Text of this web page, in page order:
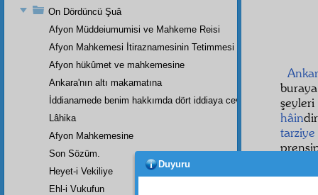
hâin
tarziye
On Dördüncü Şuâ
Afyon Müddeiumumisi ve Mahkeme Reisi
Afyon Mahkemesi İtiraznamesinin Tetimmesi
Afyon hükûmet ve mahkemesine
Ankara'nın altı makamatına
İddianamede benim hakkımda dört iddiaya cevap
Lâhika
Afyon Mahkemesine
Son Sözüm.
Heyet-i Vekiliye
Ehl-i Vukufun
Duyuru